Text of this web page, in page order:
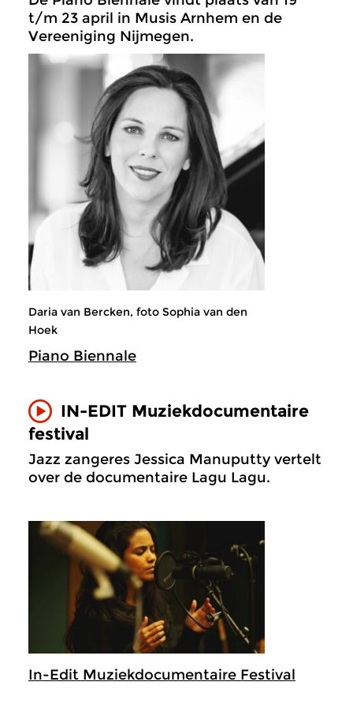
t/m 23 april in Musis Arnhem en de
Vereeniging Nijmegen.
Daria van Bercken, foto Sophia van den
Hoek
Piano Biennale
IN-EDIT Muziekdocumentaire
festival
Jazz zangeres Jessica Manuputty vertelt
over de documentaire Lagu Lagu.
In-Edit Muziekdocumentaire Festival